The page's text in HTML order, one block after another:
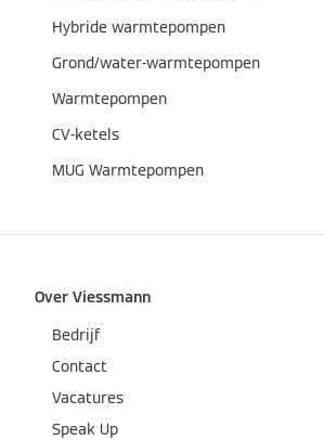
Hybride warmtepompen
Grond/water-warmtepompen
Warmtepompen
CV-ketels
MUG Warmtepompen
Over Viessmann
Bedrijf
Contact
Vacatures
Speak Up